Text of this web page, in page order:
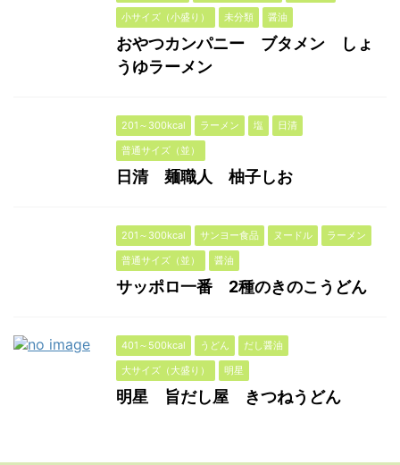
小サイズ（小盛り）
未分類 醤油
おやつカンパニー ブタメン しょ
うゆラーメン
201～300kcal ラーメン 塩
日清
普通サイズ（並）
日清 麺職人 柚子しお
201～300kcal サンヨー食品 ヌードル
ラーメン
普通サイズ（並）
醤油
サッポロ一番 2種のきのこうどん
401～500kcal うどん
だし醤油
大サイズ（大盛り）
明星
明星 旨だし屋 きつねうどん